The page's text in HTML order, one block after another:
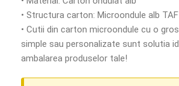
• Structura carton: Microondule alb
• Cutii din carton microondule cu o
simple sau personalizate sunt solutia
ambalarea produselor tale!